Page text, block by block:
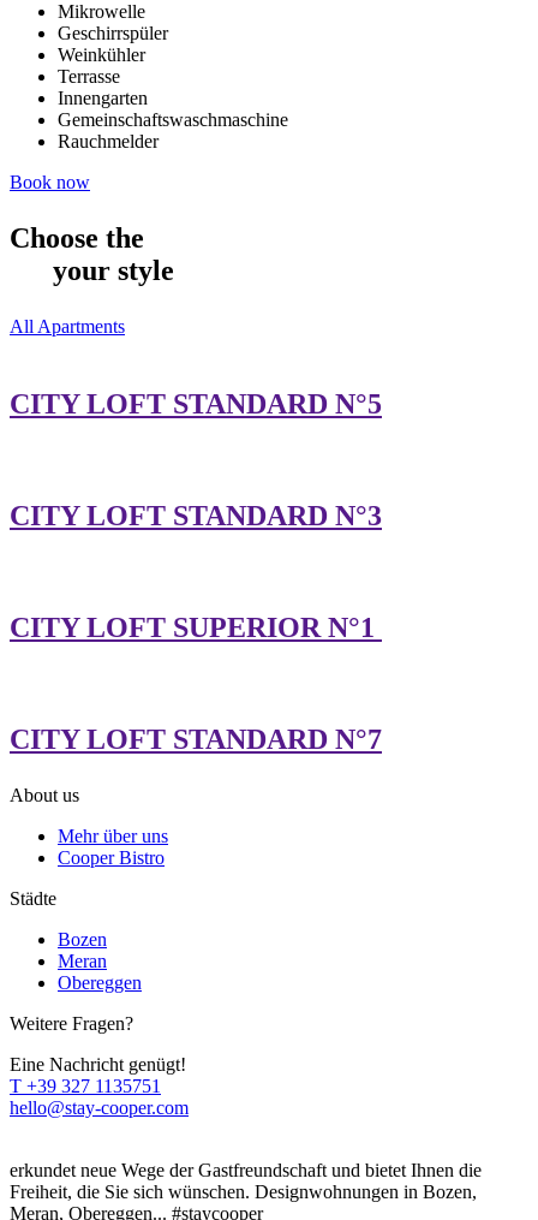
Mikrowelle
Geschirrspüler
Weinkühler
Terrasse
Innengarten
Gemeinschaftswaschmaschine
Rauchmelder
Book now
Choose the
your style
All Apartments
CITY LOFT STANDARD N°5
CITY LOFT STANDARD N°3
CITY LOFT SUPERIOR N°1
CITY LOFT STANDARD N°7
About us
Mehr über uns
Cooper Bistro
Städte
Bozen
Meran
Obereggen
Weitere Fragen?
Eine Nachricht genügt!
T +39 327 1135751
hello@stay-cooper.com
erkundet neue Wege der Gastfreundschaft und bietet Ihnen die
Freiheit, die Sie sich wünschen. Designwohnungen in Bozen,
Meran, Obereggen... #staycooper